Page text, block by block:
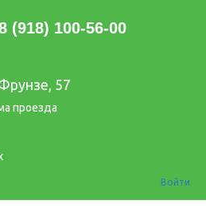
(918) 100-56-00
57
проезда
Войти